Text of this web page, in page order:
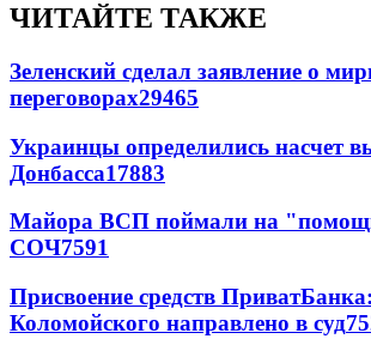
ЧИТАЙТЕ ТАКЖЕ
Зеленский сделал заявление о
переговорах29465
Украинцы определились насчет
Донбасса17883
Майора ВСП поймали на
СОЧ7591
Присвоение средств
Коломойского направлено в суд